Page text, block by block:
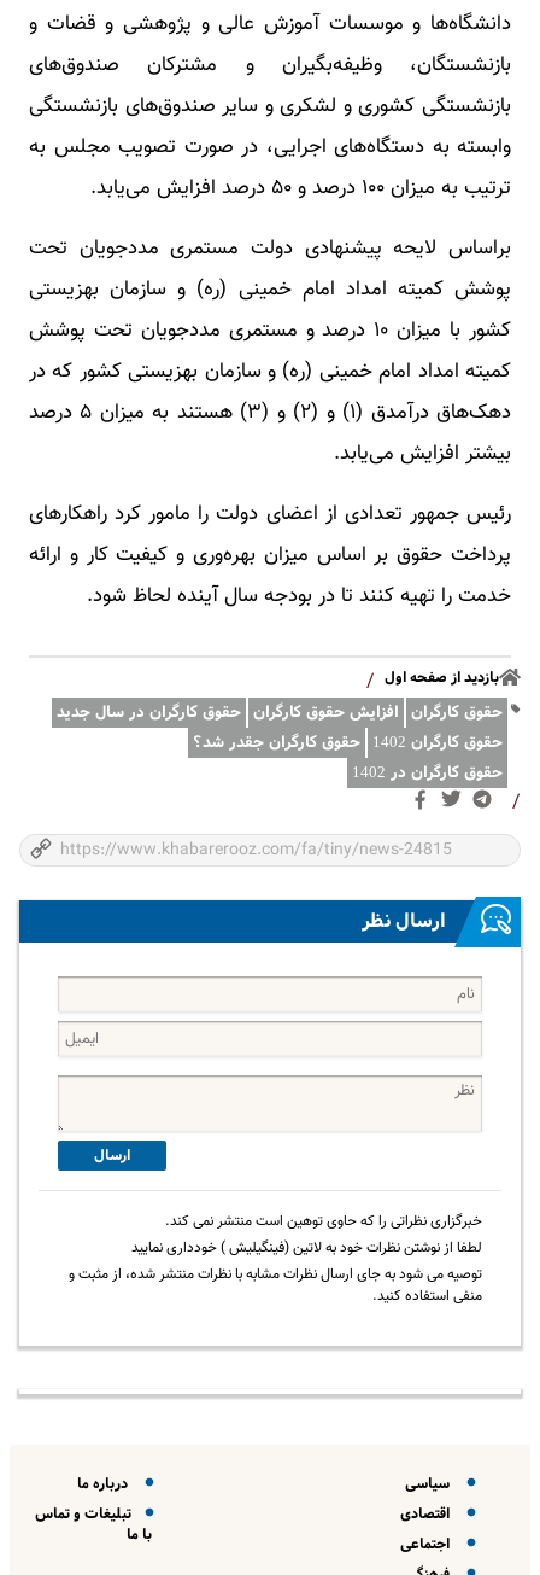
دانشگاه‌ها و موسسات آموزش عالی و پژوهشی و قضات و
بازنشستگان، وظیفه‌بگیران و مشترکان صندوق‌های
بازنشستگی کشوری و لشکری و سایر صندوق‌های بازنشستگی
وابسته به دستگاه‌های اجرایی، در صورت تصویب مجلس به
ترتیب به میزان ۱۰۰ درصد و ۵۰ درصد افزایش می‌یابد.
براساس لایحه پیشنهادی دولت مستمری مددجویان تحت
پوشش کمیته امداد امام خمینی (ره) و سازمان بهزیستی
کشور با میزان ۱۰ درصد و مستمری مددجویان تحت پوشش
کمیته امداد امام خمینی (ره) و سازمان بهزیستی کشور که در
دهک‌هاق درآمدق (۱) و (۲) و (۳) هستند به میزان ۵ درصد
بیشتر افزایش می‌یابد.
رئیس جمهور تعدادی از اعضای دولت را مامور کرد راهکارهای
پرداخت حقوق بر اساس میزان بهره‌وری و کیفیت کار و ارائه
خدمت را تهیه کنند تا در بودجه سال آینده لحاظ شود.
بازدید از صفحه اول /
حقوق کارگران افزایش حقوق کارگران حقوق کارگران در سال جدید
حقوق کارگران 1402
حقوق کارگران جقدر شد؟
حقوق کارگران در 1402
/
ارسال نظر
ارسال
خبرگزاری نظراتی را که حاوی توهین است منتشر نمی کند.
لطفا از نوشتن نظرات خود به لاتین (فینگیلیش ) خودداری نمایید
توصیه می شود به جای ارسال نظرات مشابه با نظرات منتشر شده، از مثبت و
منفی استفاده کنید.
سیاسی
اقتصادی
اجتماعی
درباره ما
تبلیغات و تماس
با ما